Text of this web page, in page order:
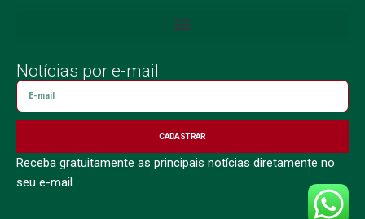
Notícias por e-mail
CADASTRAR
Receba gratuitamente as principais notícias diretamente no
seu e-mail.